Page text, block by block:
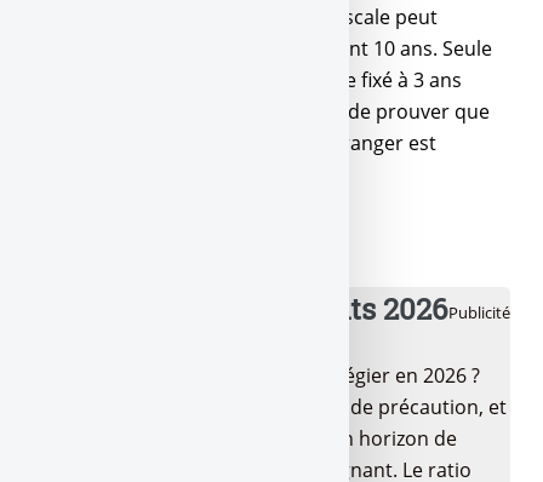
décembre 2011, l’administration fiscale peut
exercer son droit de contrôle durant 10 ans. Seule
exception : ce délai de reprise reste fixé à 3 ans
pour les contribuables en mesure de prouver que
l’ensemble de leurs comptes à l’étranger est
Publicité
💰 Meilleurs placements 2026
Quels sont les placements à privilégier en 2026 ?
LEP, Livret A/LDDS pour l’épargne de précaution, et
pour la suite ? Tout dépend de ton horizon de
placement et de ton profil d’épargnant. Le ratio